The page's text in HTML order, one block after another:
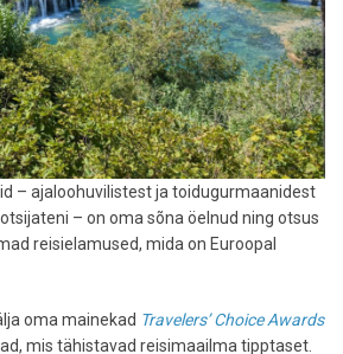
– ajaloohuvilistest ja toidugurmaanidest
– on oma sõna öelnud ning otsus
reisielamused, mida on Euroopal
oma mainekad Travelers’ Choice Awards
mis tähistavad reisimaailma tipptaset.